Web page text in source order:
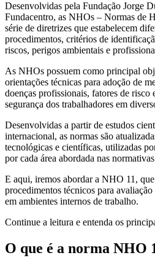
Desenvolvidas pela Fundação Jorge
Fundacentro, as NHOs – Normas de
série de diretrizes que estabelecem
procedimentos, critérios de
riscos, perigos ambientais e
As NHOs possuem como principal
orientações técnicas para adoção de
doenças profissionais, fatores de risco
segurança dos trabalhadores em
Desenvolvidas a partir de estudos
internacional, as normas são
tecnológicas e científicas, utilizadas
por cada área abordada nas
E aqui, iremos abordar a NHO 11,
procedimentos técnicos para
em ambientes internos de trabalho.
Continue a leitura e entenda os
O que é a norma NHO